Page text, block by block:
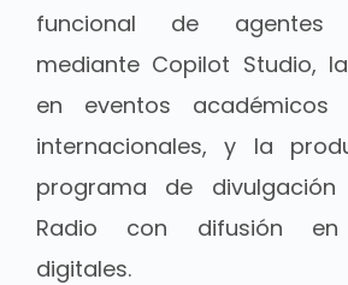
funcional de agentes
mediante Copilot Studio,
en eventos académicos
internacionales, y la
programa de divulgación
Radio con difusión en
digitales.